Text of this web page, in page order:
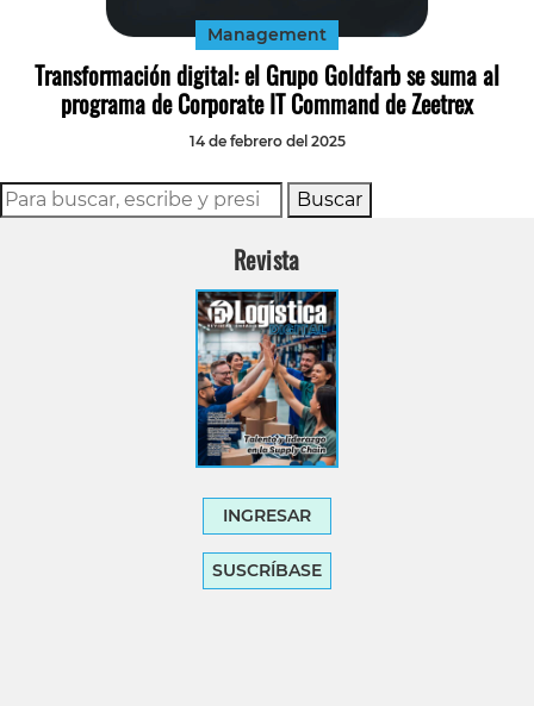
Management
Transformación digital: el Grupo Goldfarb se suma al
programa de Corporate IT Command de Zeetrex
14 de febrero del 2025
Buscar
Revista
INGRESAR
SUSCRÍBASE